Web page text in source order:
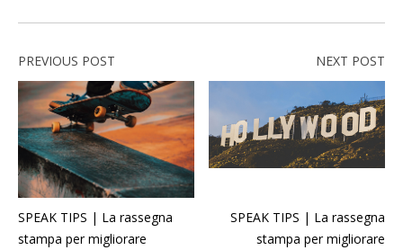
PREVIOUS POST
SPEAK TIPS | La rassegna
stampa per migliorare
NEXT POST
SPEAK TIPS | La rassegna
stampa per migliorare